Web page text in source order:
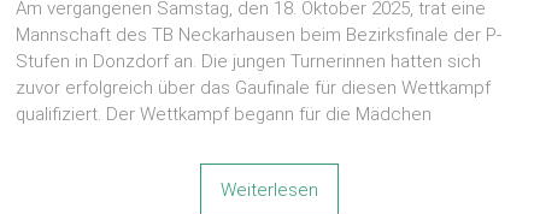
Am vergangenen Samstag, den 18. Oktober 2025, trat eine
Mannschaft des TB Neckarhausen beim Bezirksfinale der P-
Stufen in Donzdorf an. Die jungen Turnerinnen hatten sich
zuvor erfolgreich über das Gaufinale für diesen Wettkampf
qualifiziert. Der Wettkampf begann für die Mädchen
Weiterlesen